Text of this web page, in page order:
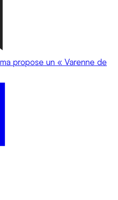
propose un « Varenne de